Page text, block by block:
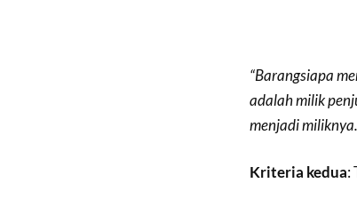
“Barangsiapa
adalah milik
menjadi
Kriteria kedua: